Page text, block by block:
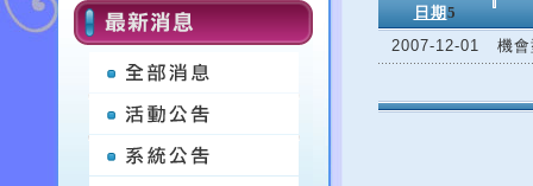
日期 5
2007-12-01
機